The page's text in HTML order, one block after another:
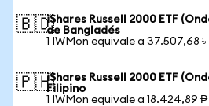
🇧🇩iShares Russell 2000 ETF
de Bangladés
1 IWMon equivale a 37.507,68 ৳
🇵🇭iShares Russell 2000 ETF
Filipino
1 IWMon equivale a 18.424,89 ₱